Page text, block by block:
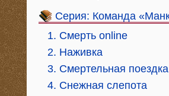
Серия: Команда
1. Смерть online
2. Наживка
3. Смертельная поездка
4. Снежная слепота